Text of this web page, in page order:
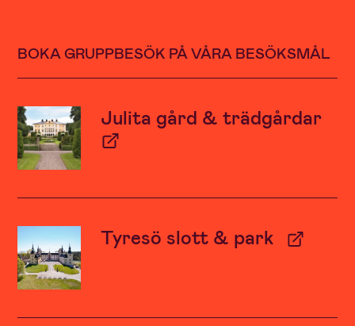
BOKA GRUPPBESÖK PÅ VÅRA BESÖKSMÅL
Julita gård & trädgårdar
Tyresö slott & park